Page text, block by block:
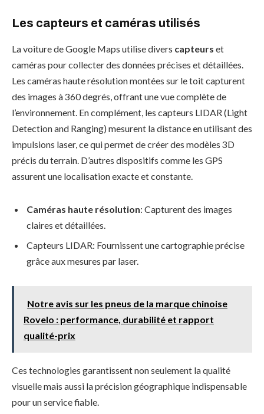
Les capteurs et caméras utilisés
La voiture de Google Maps utilise divers capteurs et
caméras pour collecter des données précises et détaillées.
Les caméras haute résolution montées sur le toit capturent
des images à 360 degrés, offrant une vue complète de
l’environnement. En complément, les capteurs LIDAR (Light
Detection and Ranging) mesurent la distance en utilisant des
impulsions laser, ce qui permet de créer des modèles 3D
précis du terrain. D’autres dispositifs comme les GPS
assurent une localisation exacte et constante.
Caméras haute résolution: Capturent des images
claires et détaillées.
Capteurs LIDAR: Fournissent une cartographie précise
grâce aux mesures par laser.
Notre avis sur les pneus de la marque chinoise
Rovelo : performance, durabilité et rapport
qualité-prix
Ces technologies garantissent non seulement la qualité
visuelle mais aussi la précision géographique indispensable
pour un service fiable.